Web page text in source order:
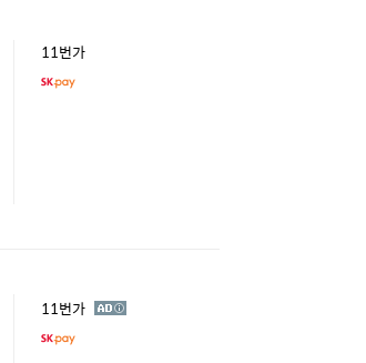
11번가
11번가 광